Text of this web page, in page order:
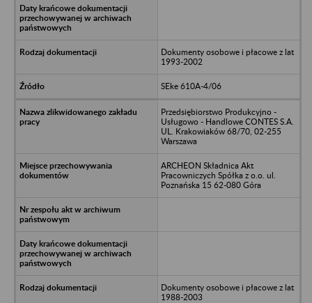
Dokumenty osobowe i płacowe z lat
1993-2002
SEke 610A-4/06
Przedsiębiorstwo Produkcyjno -
Usługowo - Handlowe CONTES S.A.
UL. Krakowiaków 68/70, 02-255
Warszawa
ARCHEON Składnica Akt
Pracowniczych Spółka z o.o. ul.
Poznańska 15 62-080 Góra
Dokumenty osobowe i płacowe z lat
1988-2003